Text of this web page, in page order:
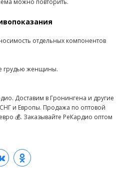
можно повторить.
отдельных компонентов
грудью женщины.
Доставим в Гронингена и другие
и Европы. Продажа по оптовой
💰. Заказывайте РеКардио оптом